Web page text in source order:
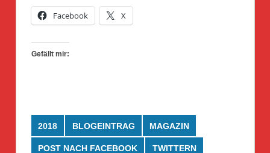
Facebook X
Gefällt mir:
2018 BLOGEINTRAG MAGAZIN
POST NACH FACEBOOK TWITTERN